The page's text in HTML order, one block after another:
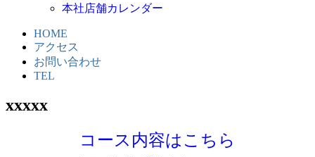
本社店舗カレンダー
HOME
アクセス
お問い合わせ
TEL
xxxxx
コース内容はこちら